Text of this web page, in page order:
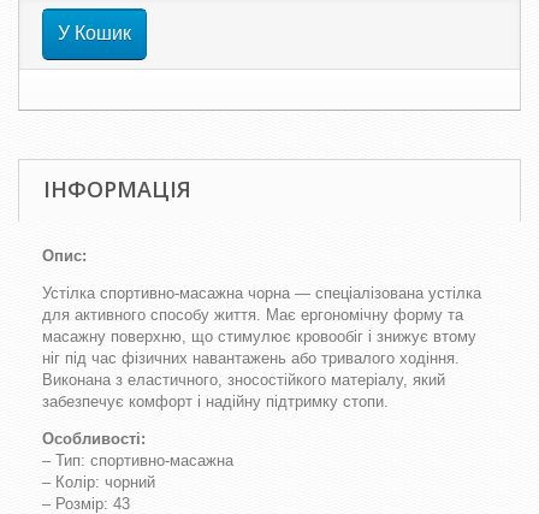
У Кошик
ІНФОРМАЦІЯ
Опис:
Устілка спортивно-масажна чорна — спеціалізована устілка
для активного способу життя. Має ергономічну форму та
масажну поверхню, що стимулює кровообіг і знижує втому
ніг під час фізичних навантажень або тривалого ходіння.
Виконана з еластичного, зносостійкого матеріалу, який
забезпечує комфорт і надійну підтримку стопи.
Особливості:
– Тип: спортивно-масажна
– Колір: чорний
– Розмір: 43